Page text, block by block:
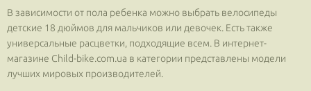
В зависимости от пола ребенка можно выбрать велосипеды
детские 18 дюймов для мальчиков или девочек. Есть также
универсальные расцветки, подходящие всем. В интернет-
магазине Сhild-bike.com.ua в категории представлены модели
лучших мировых производителей.